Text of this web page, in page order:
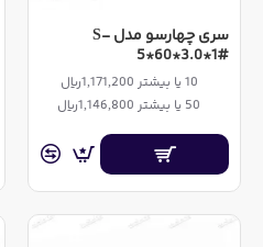
سری چهارسو مدل S-
5*60*3.0*1#
10 یا بیشتر 1,171,200ریال
50 یا بیشتر 1,146,800ریال